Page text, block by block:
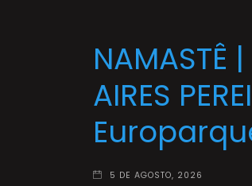
NAMASTÊ |
AIRES
5 DE AGOSTO, 2026